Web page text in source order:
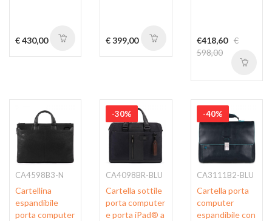
€ 430,00 € 399,00 €418,60 €
598,00
CA4598B3-N
Cartellina
espandibile
porta computer
-30%
CA4098BR-BLU
Cartella sottile
porta computer
e porta iPad® a
-40%
CA3111B2-BLU
Cartella porta
computer
espandibile con